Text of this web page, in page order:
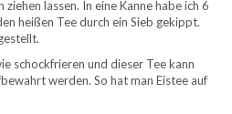
lassen. In eine Kanne habe ich 6
heißen Tee durch ein Sieb gekippt.
schockfrieren und dieser Tee kann
werden. So hat man Eistee auf